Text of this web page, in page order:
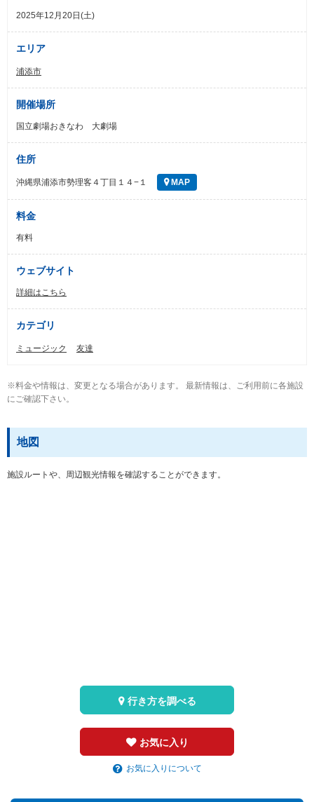
2025年12月20日(土)
エリア
浦添市
開催場所
国立劇場おきなわ 大劇場
住所
沖縄県浦添市勢理客４丁目１４−１ MAP
料金
有料
ウェブサイト
詳細はこちら
カテゴリ
ミュージック 友達
※料金や情報は、変更となる場合があります。 最新情報は、ご利用前に各施設
にご確認下さい。
地図
施設ルートや、周辺観光情報を確認することができます。
お気に入り
お気に入りについて
行き方を調べる